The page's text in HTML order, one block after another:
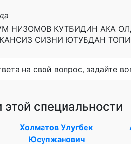
НИЗОМОВ КУТБИДИН АКА
СИЗНИ ЮТУБДАН
на свой вопрос, задайте
специальности
Холматов Улугбек
Юсупжанович